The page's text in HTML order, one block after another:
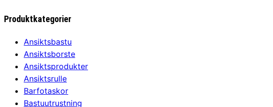
Produktkategorier
Ansiktsbastu
Ansiktsborste
Ansiktsprodukter
Ansiktsrulle
Barfotaskor
Bastuutrustning